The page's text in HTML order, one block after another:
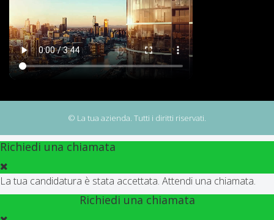
© La tua azienda. Tutti i diritti riservati.
Richiedi una chiamata
La tua candidatura è stata accettata. Attendi una chiamata.
Richiedi una chiamata